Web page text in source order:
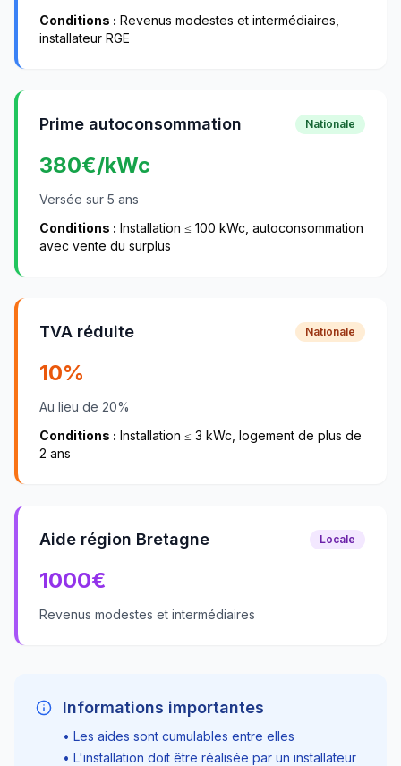
Conditions : Revenus modestes et intermédiaires,
installateur RGE
Prime autoconsommation Nationale
380€/kWc
Versée sur 5 ans
Conditions : Installation ≤ 100 kWc, autoconsommation
avec vente du surplus
TVA réduite Nationale
10%
Au lieu de 20%
Conditions : Installation ≤ 3 kWc, logement de plus de
2 ans
Aide région Bretagne Locale
1000€
Revenus modestes et intermédiaires
Informations importantes
• Les aides sont cumulables entre elles
• L'installation doit être réalisée par un installateur